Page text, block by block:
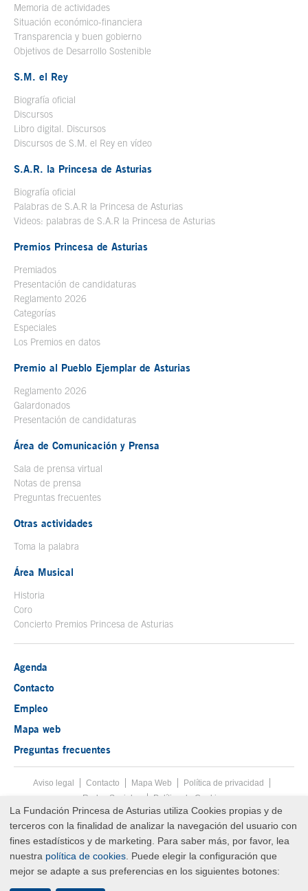
Memoria de actividades
Situación económico-financiera
Transparencia y buen gobierno
Objetivos de Desarrollo Sostenible
S.M. el Rey
Biografía oficial
Discursos
Libro digital. Discursos
Discursos de S.M. el Rey en vídeo
S.A.R. la Princesa de Asturias
Biografía oficial
Palabras de S.A.R la Princesa de Asturias
Videos: palabras de S.A.R la Princesa de Asturias
Premios Princesa de Asturias
Premiados
Presentación de candidaturas
Reglamento 2026
Categorías
Especiales
Los Premios en datos
Premio al Pueblo Ejemplar de Asturias
Reglamento 2026
Galardonados
Presentación de candidaturas
Área de Comunicación y Prensa
Sala de prensa virtual
Notas de prensa
Preguntas frecuentes
Otras actividades
Toma la palabra
Área Musical
Historia
Coro
Concierto Premios Princesa de Asturias
Agenda
Contacto
Empleo
Mapa web
Preguntas frecuentes
Menú pie
Aviso legal Tecla de acceso 8
Contacto Mapa Web
Política de privacidad
Redes Sociales
Política de Cookies
Fin menú pie
© Copyright Sun Aug 09 15:40:33 UTC 2026 Fundación Princesa de
Asturias
La Fundación Princesa de Asturias utiliza Cookies propias y de
terceros con la finalidad de analizar la navegación del usuario con
fines estadísticos y de marketing. Para saber más, por favor, lea
nuestra política de cookies . Puede elegir la configuración que
mejor se adapte a sus preferencias en los siguientes botones: